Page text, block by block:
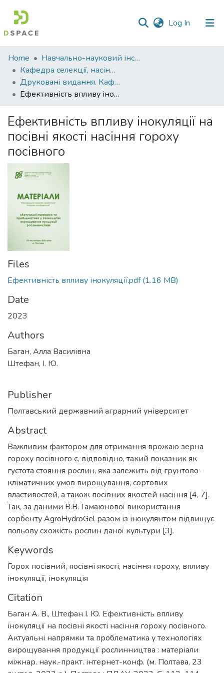
Log In (current)
Communities
&
Collections
All of DSpace
Statistics
Home
Навчально-науковий інститут агротехнологій, селекції та екології
Кафедра селекції, насінництва і генетики
Друковані видання. Кафедра селекції, насінництва і генетики
Ефективність впливу інокуляції на посівні якості насіння гороху посівного
Ефективність впливу інокуляції на
посівні якості насіння гороху
посівного
Files
Ефективність впливу інокуляції.pdf(1.16 MB)
Date
2023
Authors
Баган, Алла Василівна
Штефан, І. Ю.
Publisher
Полтавський державний аграрний університет
Abstract
Важливим фактором для отримання врожаю зерна
гороху посівного є, відповідно, такий показник як
густота стояння рослин, яка залежить від грунтово-
кліматичних умов вирощування, сортових
властивостей, а також посівних якостей насіння [4, 7].
Так, за даними В.В. Гамаюнової використання
сорбенту AgroHydroGel разом із інокулянтом підвищує
польову схожість рослин даної культури [3].
Keywords
Горох посівний, посівні якості, насіння гороху, впливу
інокуляції, інокуляція
Citation
Баган А. В., Штефан І. Ю. Ефективність впливу
інокуляції на посівні якості насіння гороху посівного.
Актуальні напрямки та проблематика у технологіях
вирощування продукції рослинництва : матеріали
міжнар. наук.-практ. інтернет-конф. (м. Полтава, 23